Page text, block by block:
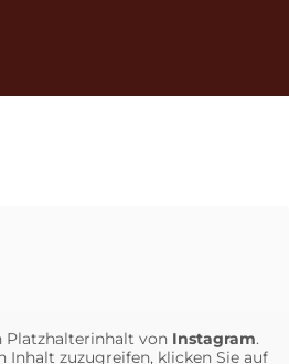
Platzhalterinhalt von Instagram.
Inhalt zuzugreifen, klicken Sie auf